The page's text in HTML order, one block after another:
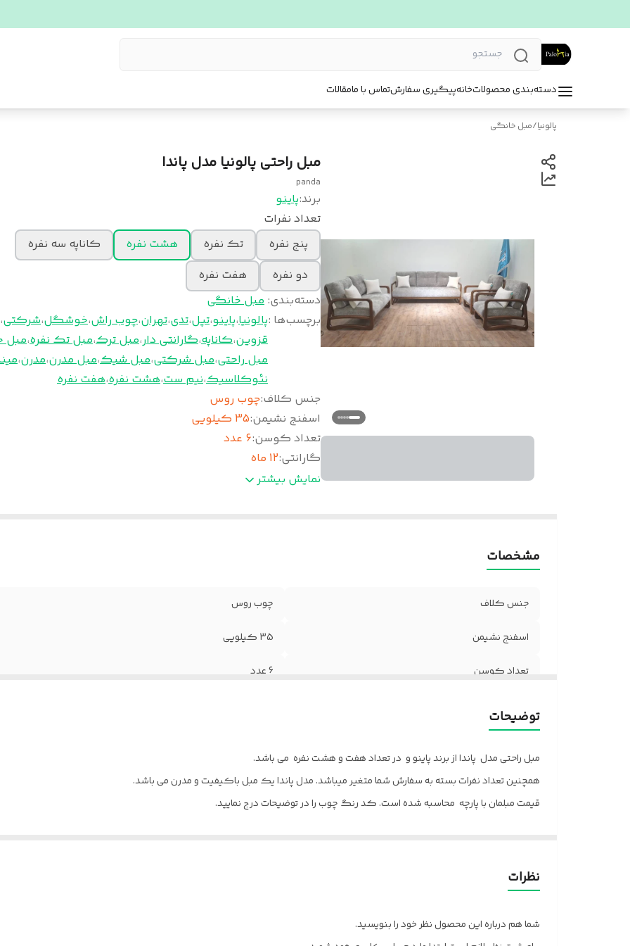
دسته‌بندی محصولاتخانهپیگیری سفارشتماس با مامقالات
پالونیا/مبل خانگی
مبل راحتی پالونیا مدل پاندا
panda
برند:پاینو
تعداد نفرات
پنج نفره
تک نفره هشت نفره
کاناپه سه نفره
دو نفره
هفت نفره
دسته‌بندی: مبل خانگی
برچسب‌ها :پالونیا،پاینو،تپل،تدی،تهران،چوب راش،خوشگل،شرکتی،
قزوین،کاناپه،گارانتی دار،مبل ترک،مبل تک نفره،مبل
مبل راحتی،مبل شرکتی،مبل شیک،مبل مدرن،مدرن،
نئوکلاسیک،نیم ست،هشت نفره،هفت نفره
جنس کلاف:چوب روس
اسفنج نشیمن:35 کیلویی
تعداد کوسن:6 عدد
گارانتی:12 ماه
خدمات پس از فروش
نمایش بیشتر
مشخصات
جنس کلاف چوب روس
اسفنج نشیمن 35 کیلویی
تعداد کوسن 6 عدد
توضیحات
مبل راحتی مدل پاندا از برند پاینو و در تعداد هفت و هشت نفره می باشد.
همچنین تعداد نفرات بسته به سفارش شما متغیر میباشد. مدل پاندا یک مبل باکیفیت و مدرن می باشد.
قیمت مبلمان با پارچه محاسبه شده است. کد رنگ چوب را در توضیحات درج نمایید.
ارسال از تهران و قزوین به سراسر کشور
پالونیا برای خانه، برای محل کار
نظرات
شما هم درباره این محصول نظر خود را بنویسید.